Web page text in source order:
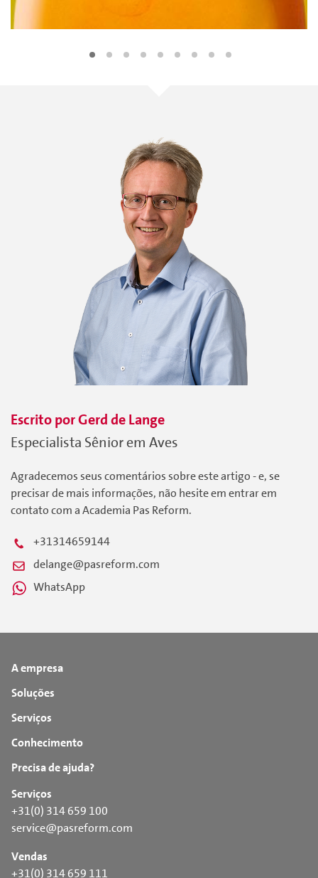
Escrito porGerdde Lange
Especialista Sênior em Aves
Agradecemos seus comentários sobre este artigo - e, se
precisar de mais informações, não hesite em entrar em
contato com a Academia Pas Reform.
+31314659144
delange@pasreform.com
WhatsApp
A empresa
Soluções
Serviços
Conhecimento
Precisa de ajuda?
Serviços
+31(0) 314 659 100
service@pasreform.com
Vendas
+31(0) 314 659 111